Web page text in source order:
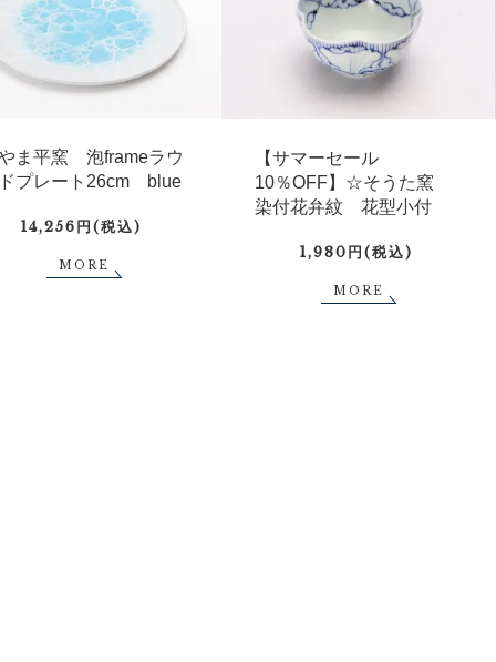
ま平窯 泡frameラウ
プレート26cm blue
14,256円(税込)
MORE
【サマーセール
10％OFF】☆そうた窯
染付花弁紋 花型小付
1,980円(税込)
MORE